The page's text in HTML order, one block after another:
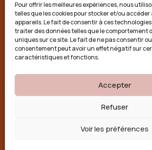
Pour offrir les meilleures expériences, nous
telles que les cookies pour stocker et/ou
appareils. Le fait de consentir à ces
traiter des données telles que le comportement
uniques sur ce site. Le fait de ne pas consentir
consentement peut avoir un effet négatif sur
caractéristiques et fonctions.
Accepter
Refuser
Voir les préférences
Politique de
Conditions